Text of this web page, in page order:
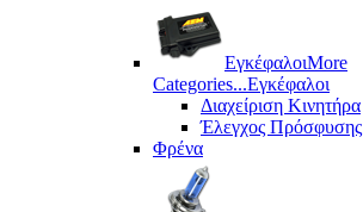
ΕγκέφαλοιMore
Categories...Εγκέφαλοι
Διαχείριση Κινητήρα
Έλεγχος Πρόσφυσης
Φρένα